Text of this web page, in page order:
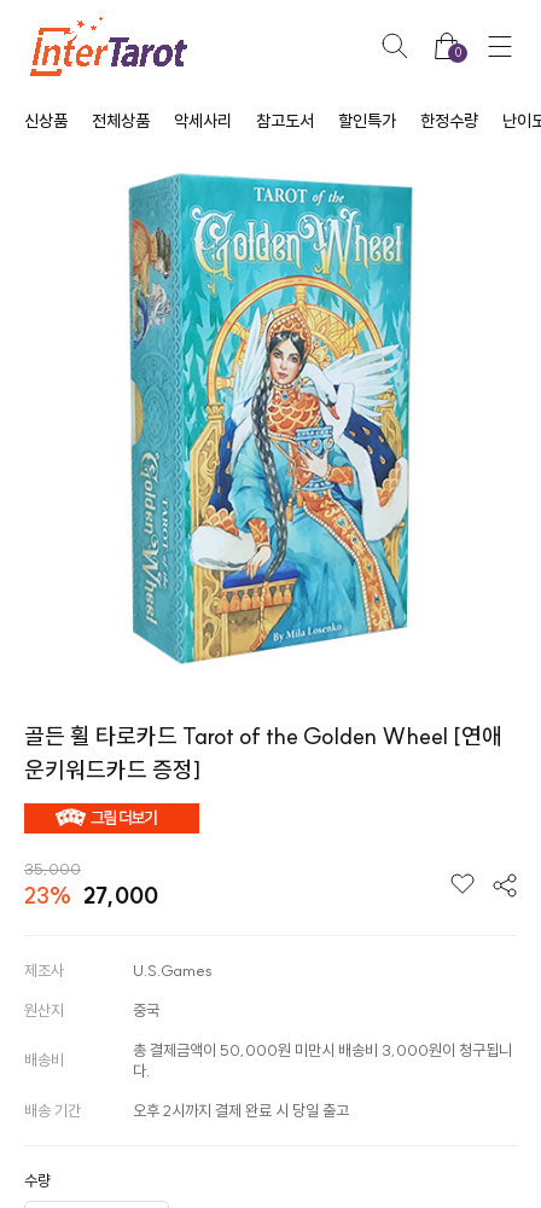
0
신상품 전체상품 악세사리 참고도서 할인특가 한정수량 난이
골든 휠 타로카드 Tarot of the Golden Wheel [연애
운키워드카드 증정]
35,000
23% 27,000
제조사 U.S.Games
원산지 중국
배송비
총 결제금액이 50,000원 미만시 배송비 3,000원이 청구됩니
다.
배송 기간 오후 2시까지 결제 완료 시 당일 출고
수량